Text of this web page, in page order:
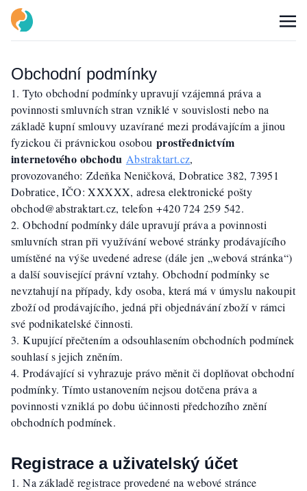
Obchodní podmínky
Tyto obchodní podmínky upravují vzájemná práva a
povinnosti smluvních stran vzniklé v souvislosti nebo na
základě kupní smlouvy uzavírané mezi prodávajícím a jinou
fyzickou či právnickou osobou prostřednictvím
internetového obchodu Abstraktart.cz,
provozovaného: Zdeňka Neničková, Dobratice 382, 73951
Dobratice, IČO: XXXXX, adresa elektronické pošty
obchod@abstraktart.cz, telefon +420 724 259 542.
Obchodní podmínky dále upravují práva a povinnosti
smluvních stran při využívání webové stránky prodávajícího
umístěné na výše uvedené adrese (dále jen „webová stránka“)
a další související právní vztahy. Obchodní podmínky se
nevztahují na případy, kdy osoba, která má v úmyslu nakoupit
zboží od prodávajícího, jedná při objednávání zboží v rámci
své podnikatelské činnosti.
Kupující přečtením a odsouhlasením obchodních podmínek
souhlasí s jejich zněním.
Prodávající si vyhrazuje právo měnit či doplňovat obchodní
podmínky. Tímto ustanovením nejsou dotčena práva a
povinnosti vzniklá po dobu účinnosti předchozího znění
obchodních podmínek.
Registrace a uživatelský účet
Na základě registrace provedené na webové stránce